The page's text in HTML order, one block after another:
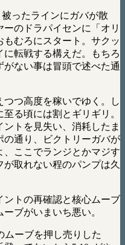
ったラインにガバが散
のドラパイセンに「オリ
むろにスタート。サクッ
転戦する構えだ。もちろ
ない事は冒頭で述べた通
つ高度を稼いでゆく。し
る頃には割とギリギリ。
トを見失い、消耗したま
の通り、ビクトリーガバが
ここでランジとかマジす
取れない程のパンプは久
ントの再確認と核心ムーブ
ブがいまいち悪い。
ムーブを押し売りした